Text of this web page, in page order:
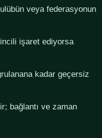
veya federasyonun
işaret ediyorsa
kadar geçersiz
bağlantı ve zaman